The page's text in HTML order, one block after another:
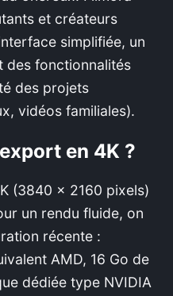
et créateurs
simplifiée, un
des fonctionnalités
des projets
vidéos familiales).
en 4K ?
(3840 x 2160 pixels)
un rendu fluide, on
récente :
AMD, 16 Go de
dédiée type NVIDIA